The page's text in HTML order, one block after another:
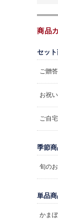
商品
セッ
ご贈
お祝
ご自
季節
旬の
単品
かま